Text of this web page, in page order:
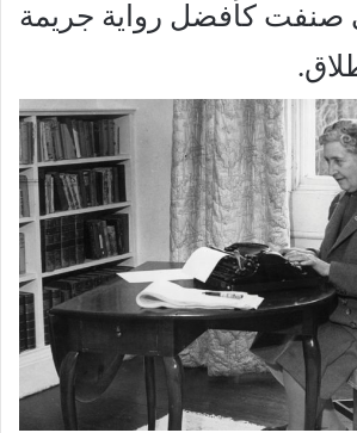
صنفت كأفضل رواية جريمة